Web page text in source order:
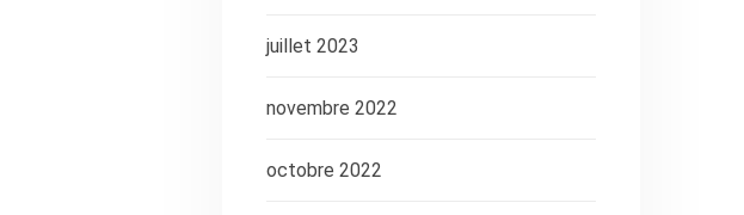
juillet 2023
novembre 2022
octobre 2022